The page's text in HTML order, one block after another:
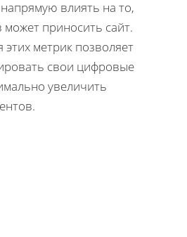
влиять на то,
может приносить сайт.
этих метрик позволяет
свои цифровые
увеличить